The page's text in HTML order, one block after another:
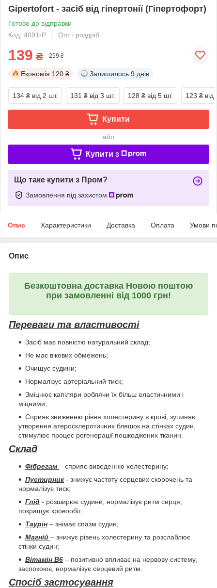
Gipertofort - засіб від гіпертонії (Гіпертофорт)
Готово до відправки
Код: 4091-P
Опт і роздріб
139 ₴ 259 ₴
Економія 120 ₴ Залишилось 9 днів
134 ₴ від 2 шт. 131 ₴ від 3 шт. 128 ₴ від 5 шт. 123 ₴ від
Купити
або
Купити з
Що таке купити з Пром?
Замовлення під захистом
Опис Характеристики Доставка Оплата Умови
Опис
Безкоштовна доставка Новою поштою
при замовленні від 1000 грн!
Переваги та властивості
Засіб має повністю натуральний склад;
Не має вікових обмежень;
Очищує судини;
Нормалізує артеріальний тиск;
Зміцнює капіляри роблячи їх більш еластичними і
міцними;
Сприяє зниженню рівня холестерину в крові, зупиняє
утворення атеросклеротичних бляшок на стінках судин,
стимулює процес регенерації пошкоджених тканин.
Склад
Фібрегам – сприяє виведенню холестерину;
Пустирник- знижує частоту серцевих скорочень та
нормалізує тиск;
Глід - розширює судини, нормалізує ритм серця,
покращує кровообіг;
Таурін – знімає спазм судин;
Магній – знижує рівень холестерину та розслаблює
стінки судин;
Вітамін В6 – позитивно впливає на нервову систему,
заспокоює, нормалізує серцевий ритм.
Спосіб застосування